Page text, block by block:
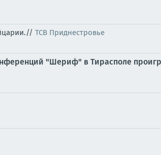
ТСВ Приднестровье
"Шериф" в Тирасполе